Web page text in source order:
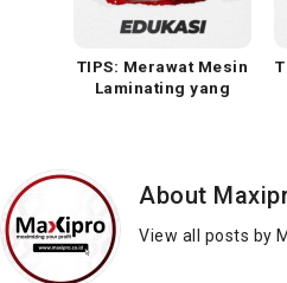
TIPS: Merawat Mesin
Laminating yang
About
View all posts by